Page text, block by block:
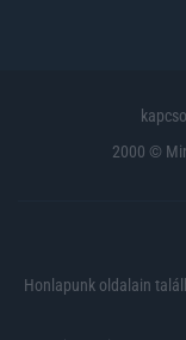
2000 ©
Honlapunk oldalain